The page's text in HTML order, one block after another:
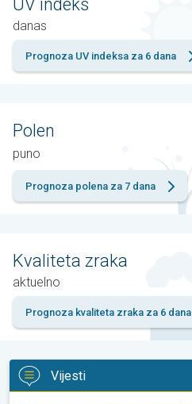
UV indeks
danas
Prognoza UV indeksa za 6 dana
Polen
puno
Prognoza polena za 7 dana
Kvaliteta zraka
aktuelno
Prognoza kvaliteta zraka za 6 dana
Vijesti